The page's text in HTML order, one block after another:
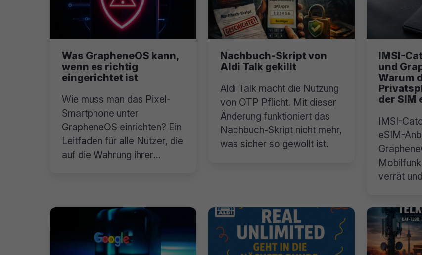
Was GrapheneOS kann,
wenn es richtig
eingerichtet ist
Wie muss man das Pixel-
Smartphone unter
GrapheneOS einrichten? Ein
Leitfaden für alle Nutzer, die
auf die Wahrung ihrer
Nachbuch-Skript von
Aldi Talk gekillt
Aldi Talk macht die Nutzung
von OTP Pflicht. Mit dieser
Änderung funktioniert das
Nachbuch-Skript nicht mehr,
was sicher so gewollt ist.
IMSI-
und
Warum
der SIM
IMSI-
eSIM-
verrät